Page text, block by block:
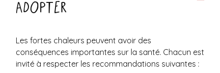
adopter
Les fortes chaleurs peuvent avoir des
conséquences importantes sur la santé. Chacun est
invité à respecter les recommandations suivantes :